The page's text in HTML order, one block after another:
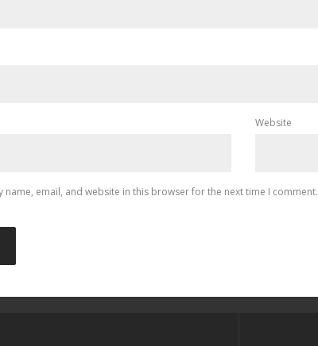
Website
name, email, and website in this browser for the next time I comment.